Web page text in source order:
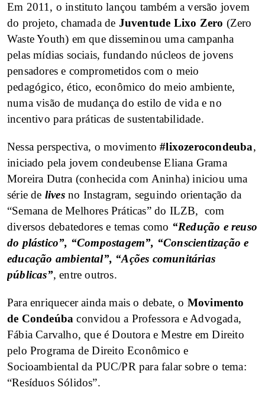
Em 2011, o instituto lançou também a versão jovem
do projeto, chamada de Juventude Lixo Zero (Zero
Waste Youth) em que disseminou uma campanha
pelas mídias sociais, fundando núcleos de jovens
pensadores e comprometidos com o meio
pedagógico, ético, econômico do meio ambiente,
numa visão de mudança do estilo de vida e no
incentivo para práticas de sustentabilidade.
Nessa perspectiva, o movimento #lixozerocondeuba,
iniciado pela jovem condeubense Eliana Grama
Moreira Dutra (conhecida com Aninha) iniciou uma
série de livesno Instagram, seguindo orientação da
“Semana de Melhores Práticas” do ILZB, com
diversos debatedores e temas como “Redução e reuso
do plástico”, “Compostagem”, “Conscientização e
educação ambiental”, “Ações comunitárias
públicas”, entre outros.
Para enriquecer ainda mais o debate, o Movimento
de Condeúba convidou a Professora e Advogada,
Fábia Carvalho, que é Doutora e Mestre em Direito
pelo Programa de Direito Econômico e
Socioambiental da PUC/PR para falar sobre o tema:
“Resíduos Sólidos”.